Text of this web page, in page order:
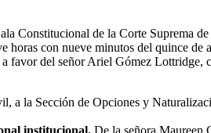
Constitucional de la Corte Suprema
horas con nueve minutos del quince de
favor del señor Ariel Gómez Lottridge,
a la Sección de Opciones y
institucional. De la señora Maureen